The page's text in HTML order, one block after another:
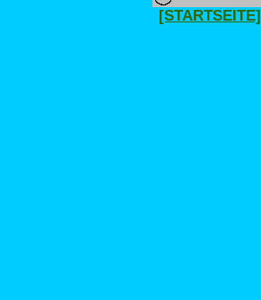
[STARTSEITE]